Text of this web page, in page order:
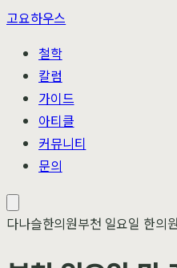
고요하우스
철학
칼럼
가이드
아티클
커뮤니티
문의
다나슬한의원부천 일요일 한의원